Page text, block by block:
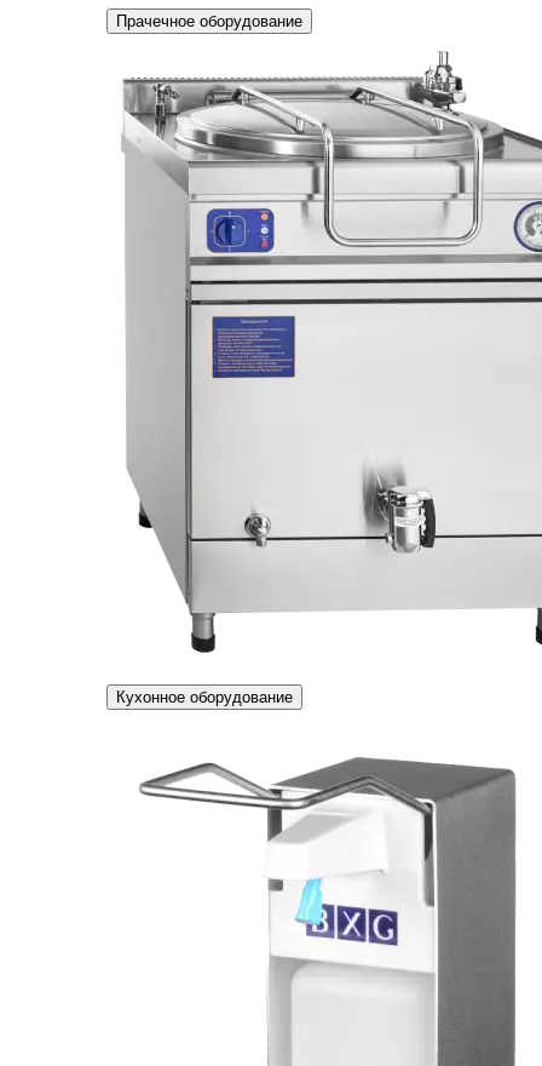
Прачечное оборудование
Кухонное оборудование